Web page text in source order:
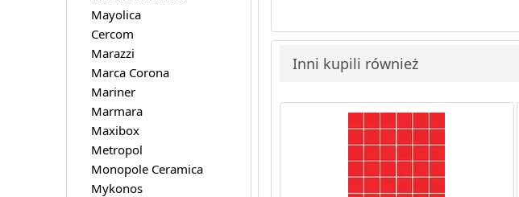
Inni kupili również
Mayolica
Cercom
Marazzi
Marca Corona
Mariner
Marmara
Maxibox
Metropol
Monopole Ceramica
Mykonos